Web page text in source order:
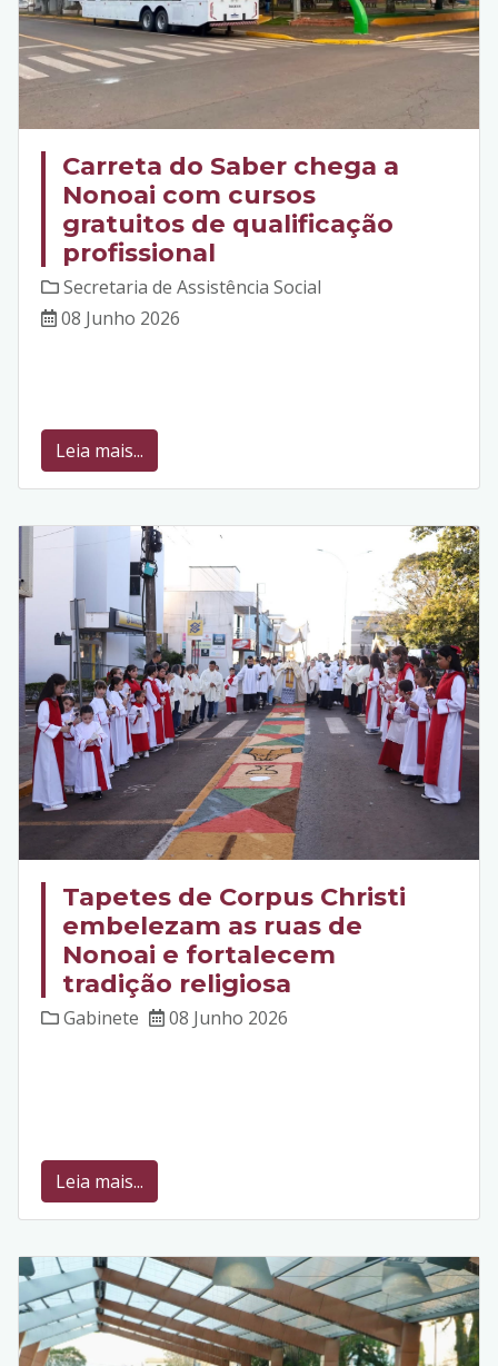
Carreta do Saber chega a
Nonoai com cursos
gratuitos de qualificação
profissional
Secretaria de Assistência Social
08 Junho 2026
Leia mais...
Tapetes de Corpus Christi
embelezam as ruas de
Nonoai e fortalecem
tradição religiosa
Gabinete 08 Junho 2026
Leia mais...